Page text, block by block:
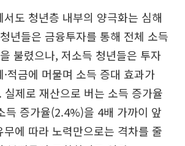
도 청년층 내부의 양극화는 심해
년들은 금융투자를 통해 전체 소득
불렸으나, 저소득 청년들은 투자
적금에 머물며 소득 증대 효과가
제로 재산으로 버는 소득 증가율
득 증가율(2.4%)을 4배 가까이 앞
에 따라 노력만으로는 격차를 줄